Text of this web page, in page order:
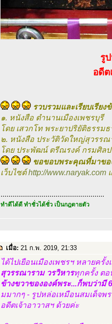
รู
อดี
รวบรวมและเรียบเรีย
๑. หนังสือ ตำนานเมืองเพชรบุรี
โดย เสวกโท พระยาปริยัติธรรม
๒. หนังสือ ประวัติวัดใหญ่สุวรรณ
โดย ประพัฒน์ ตรีณรงค์ กรมศิลป
ขอขอบพระคุณที่มาขอ
เว็บไซต์http://www.naryak.com
.....................................................
ทำดีได้ดี ทำชั่วได้ชั่ว เป็นกฎตายตัว
เมื่อ: 21 ก.พ. 2019, 21:33
ได้ไปเยือนเมืองเพชรฯ หลายครั้
สุวรรณาราม วรวิหารทุกครั้ง ตอ
ข้างขวาขององค์พระ...ก็พบว่ามี
มมากๆ - รูปหล่อเหมือนสมเด็จพ
อดีตเจ้าอาวาสฯ ด้วยค่ะ